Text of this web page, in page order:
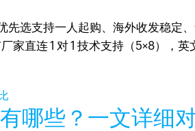
先选支持一人起购、海外收发稳定
家直连 1 对 1 技术支持（5×8），
哪些？一文详细